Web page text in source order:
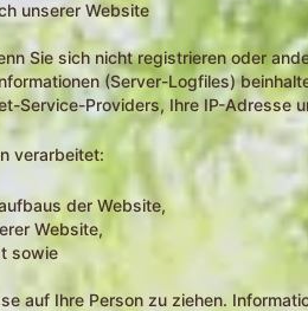
unserer Website
Sie sich nicht registrieren oder
(Server-Logfiles)
Service-Providers, Ihre IP-Adresse
verarbeitet:
der Website,
Website,
sowie
auf Ihre Person zu ziehen.